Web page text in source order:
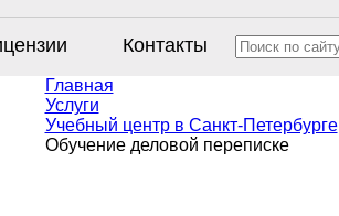
Контакты
Главная
Услуги
Учебный центр в Санкт-Петербурге
Обучение деловой переписке